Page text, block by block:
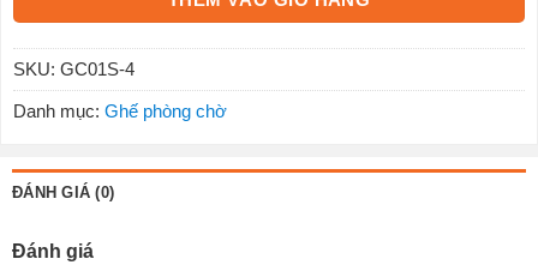
SKU: GC01S-4
Danh mục: Ghế phòng chờ
ĐÁNH GIÁ (0)
Đánh giá